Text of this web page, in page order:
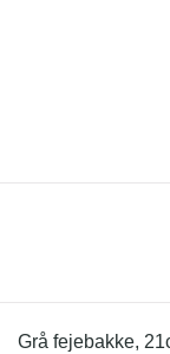
Grå fejebakke,